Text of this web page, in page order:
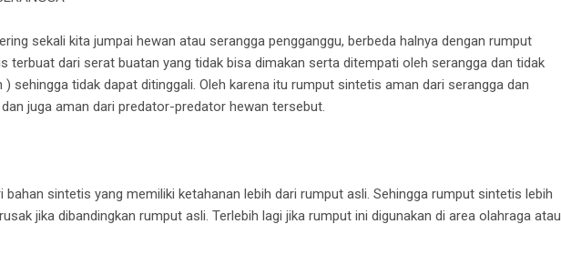
sekali kita jumpai hewan atau serangga pengganggu, berbeda halnya dengan rumput
terbuat dari serat buatan yang tidak bisa dimakan serta ditempati oleh serangga dan tidak
sehingga tidak dapat ditinggali. Oleh karena itu rumput sintetis aman dari serangga dan
juga aman dari predator-predator hewan tersebut.
sintetis yang memiliki ketahanan lebih dari rumput asli. Sehingga rumput sintetis lebih
jika dibandingkan rumput asli. Terlebih lagi jika rumput ini digunakan di area olahraga atau